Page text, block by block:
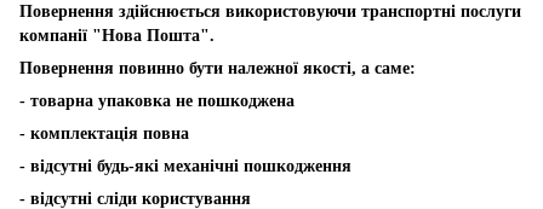
Повернення здійснюється використовуючи транспортні послуги
компанії "Нова Пошта".
Повернення повинно бути належної якості, а саме:
- товарна упаковка не пошкоджена
- комплектація повна
- відсутні будь-які механічні пошкодження
- відсутні сліди користування